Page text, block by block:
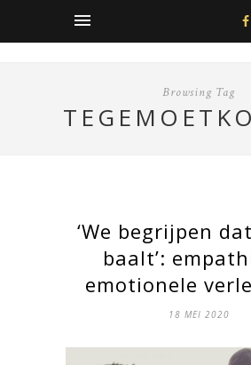
Browsing Tag
‘We begrijpen
baalt’:
emotionele
18 MEI 2020